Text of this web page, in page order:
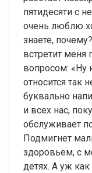
пятидесяти с
очень люблю
знаете,
встретит
вопросом: «Ну
относится так
буквально
и всех нас,
обслуживает
Подмигнет
здоровьем, с
детях. А уж как